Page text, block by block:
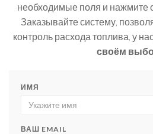
необходимые поля и нажмите
Заказывайте систему,
контроль расхода топлива, у
своём
ИМЯ
ВАШ EMAIL